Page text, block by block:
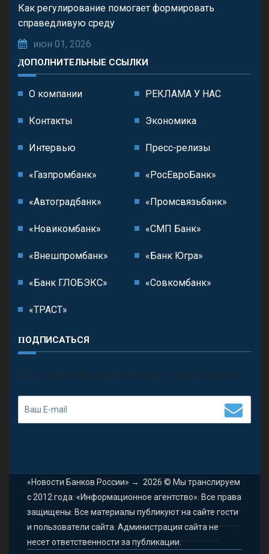
Как регулирование помогает формировать
справедливую среду
июн 01, 2026
ДОПОЛНИТЕЛЬНЫЕ ССЫЛКИ
О компании РЕКЛАМА У НАС
Контакты Экономика
Интервью Пресс-релизы
«Газпромбанк» «РосЕвроБанк»
«Автоградбанк» «Промсвязьбанк»
«Новикомбанк» «СМП Банк»
«Внешпромбанк» «Банк Югра»
«Банк ГЛОБЭКС» «Совкомбанк»
«ТРАСТ»
ПОДПИСАТЬСЯ
П олучить последние обновления и предложения.
«Новости Банков России» → 2026 © Мы транслируем
с 2012 года. «Информационное агентство». Все права
защищены. Все материалы публикуют на сайте гости
и пользователи сайта. Администрация сайта не
несет ответственности за публикации.